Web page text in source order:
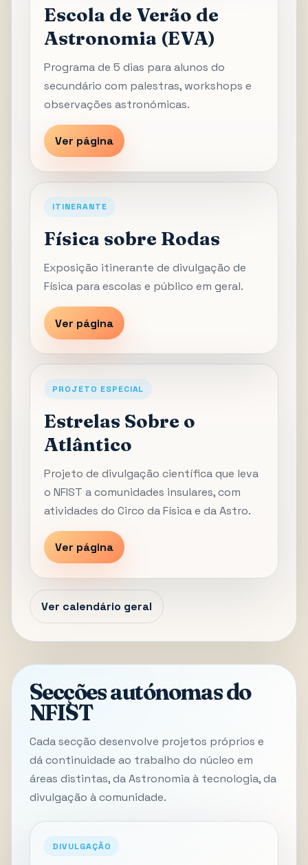
Escola de Verão de
Astronomia (EVA)
Programa de 5 dias para alunos do
secundário com palestras, workshops e
observações astronómicas.
Ver página
ITINERANTE
Física sobre Rodas
Exposição itinerante de divulgação de
Física para escolas e público em geral.
Ver página
PROJETO ESPECIAL
Estrelas Sobre o
Atlântico
Projeto de divulgação científica que leva
o NFIST a comunidades insulares, com
atividades do Circo da Física e da Astro.
Ver página
Ver calendário geral
Secções autónomas do
NFIST
Cada secção desenvolve projetos próprios e
dá continuidade ao trabalho do núcleo em
áreas distintas, da Astronomia à tecnologia, da
divulgação à comunidade.
DIVULGAÇÃO